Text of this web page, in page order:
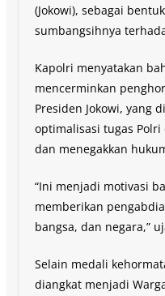
(Jokowi), sebagai
sumbangsihnya
Kapolri menyatakan
mencerminkan
Presiden Jokowi, yang
optimalisasi tugas
dan menegakkan
“Ini menjadi motivasi
memberikan
bangsa, dan negara,”
Selain medali
diangkat menjadi